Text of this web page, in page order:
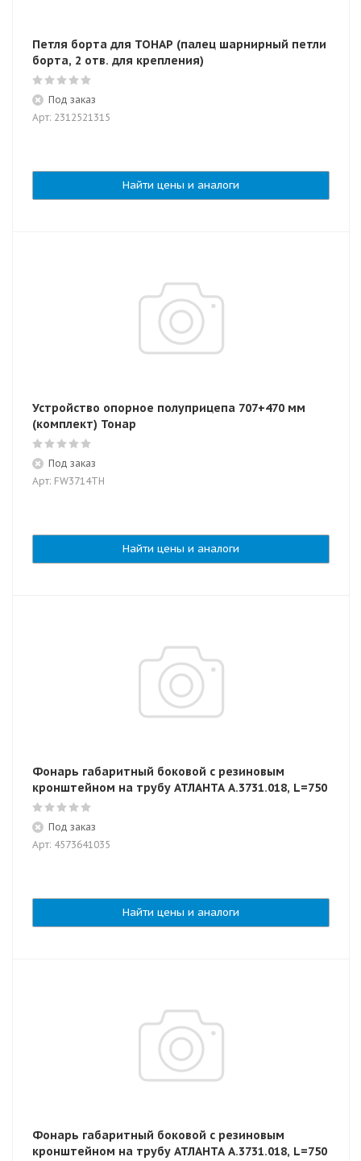
Петля борта для ТОНАР (палец шарнирный петли
борта, 2 отв. для крепления)
Под заказ
Арт: 2312521315
Найти цены и аналоги
Устройство опорное полуприцепа 707+470 мм
(комплект) Тонар
Под заказ
Арт: FW3714TH
Найти цены и аналоги
Фонарь габаритный боковой с резиновым
кронштейном на трубу АТЛАНТА А.3731.018, L=750
Под заказ
Арт: 4573641035
Найти цены и аналоги
Фонарь габаритный боковой с резиновым
кронштейном на трубу АТЛАНТА А.3731.018, L=750